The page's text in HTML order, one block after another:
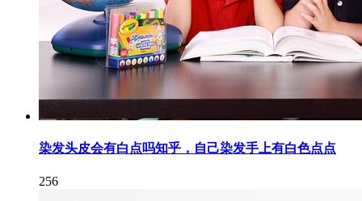
染发头皮会有白点吗知乎，自己染发手上有白色点点
256